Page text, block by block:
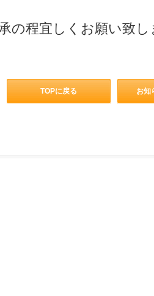
の程宜しくお願い致し